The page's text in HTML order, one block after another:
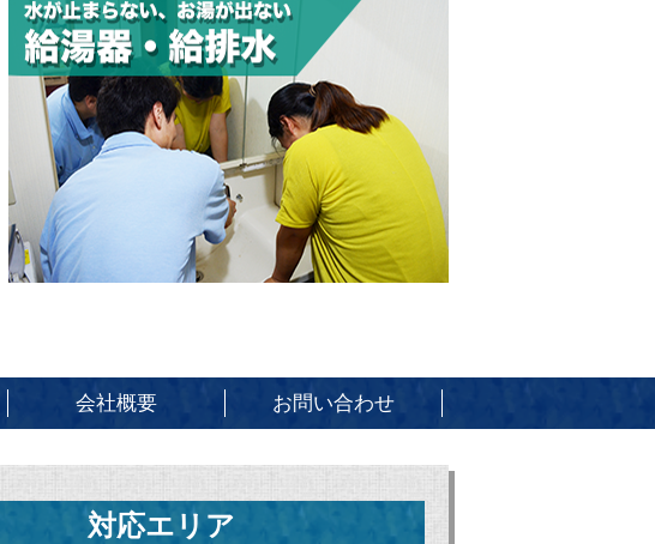
会社概要 お問い合わせ
対応エリア